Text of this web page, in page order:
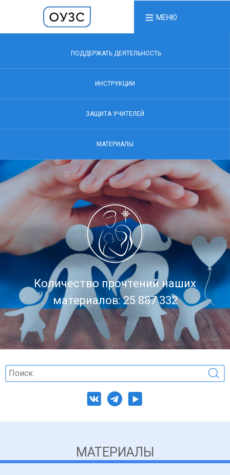
МЕНЮ
ПОДДЕРЖАТЬ ДЕЯТЕЛЬНОСТЬ
ИНСТРУКЦИИ
ЗАЩИТА УЧИТЕЛЕЙ
МАТЕРИАЛЫ
Количество прочтений наших
материалов: 25 887 332
МАТЕРИАЛЫ